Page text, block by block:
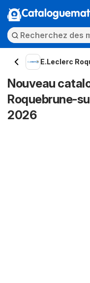
E.Leclerc
Nouveau
Roquebrune-
2026